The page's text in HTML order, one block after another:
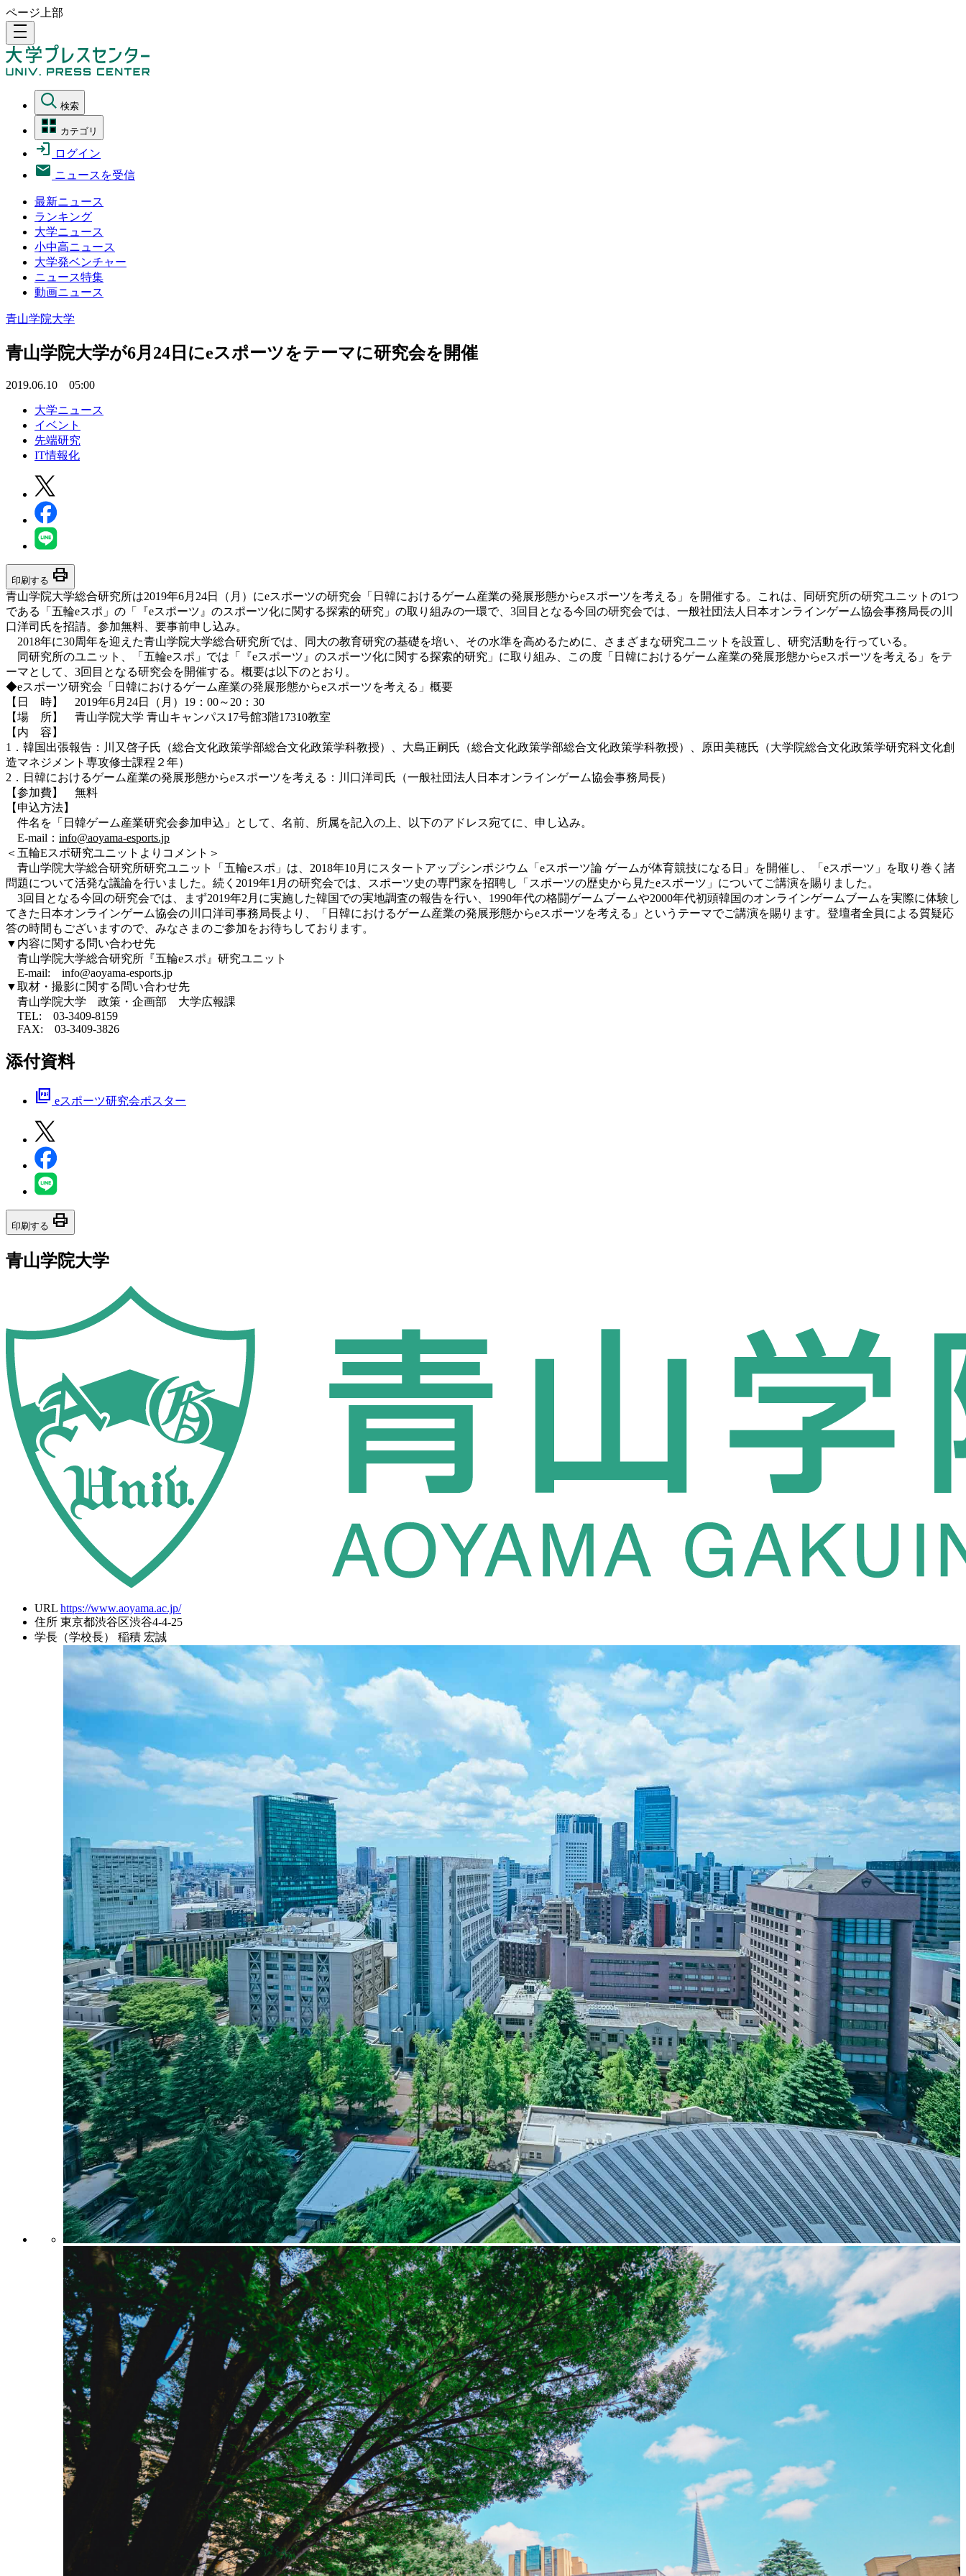
ページ上部
density_medium
検索
カテゴリ
ログイン
ニュースを受信
最新ニュース
ランキング
大学ニュース
小中高ニュース
大学発ベンチャー
ニュース特集
動画ニュース
青山学院大学
青山学院大学が6月24日にeスポーツをテーマに研究会を開催
2019.06.10 05:00
大学ニュース
イベント
先端研究
IT情報化
印刷する print
青山学院大学総合研究所は2019年6月24日（月）にeスポーツの研究会「日韓におけるゲーム産業の発展形態からeスポーツを考える」を開催する。これは、同研究所の研究ユニットの1つ
である「五輪eスポ」の「『eスポーツ』のスポーツ化に関する探索的研究」の取り組みの一環で、3回目となる今回の研究会では、一般社団法人日本オンラインゲーム協会事務局長の川
口洋司氏を招請。参加無料、要事前申し込み。
2018年に30周年を迎えた青山学院大学総合研究所では、同大の教育研究の基礎を培い、その水準を高めるために、さまざまな研究ユニットを設置し、研究活動を行っている。
同研究所のユニット、「五輪eスポ」では「『eスポーツ』のスポーツ化に関する探索的研究」に取り組み、この度「日韓におけるゲーム産業の発展形態からeスポーツを考える」をテ
ーマとして、3回目となる研究会を開催する。概要は以下のとおり。
◆eスポーツ研究会「日韓におけるゲーム産業の発展形態からeスポーツを考える」概要
【日 時】 2019年6月24日（月）19：00～20：30
【場 所】 青山学院大学 青山キャンパス17号館3階17310教室
【内 容】
1．韓国出張報告：川又啓子氏（総合文化政策学部総合文化政策学科教授）、大島正嗣氏（総合文化政策学部総合文化政策学科教授）、原田美穂氏（大学院総合文化政策学研究科文化創
造マネジメント専攻修士課程２年）
2．日韓におけるゲーム産業の発展形態からeスポーツを考える：川口洋司氏（一般社団法人日本オンラインゲーム協会事務局長）
【参加費】 無料
【申込方法】
件名を「日韓ゲーム産業研究会参加申込」として、名前、所属を記入の上、以下のアドレス宛てに、申し込み。
E-mail： info@aoyama-esports.jp
＜五輪Eスポ研究ユニットよりコメント＞
青山学院大学総合研究所研究ユニット「五輪eスポ」は、2018年10月にスタートアップシンポジウム「eスポーツ論 ゲームが体育競技になる日」を開催し、「eスポーツ」を取り巻く諸
問題について活発な議論を行いました。続く2019年1月の研究会では、スポーツ史の専門家を招聘し「スポーツの歴史から見たeスポーツ」についてご講演を賜りました。
3回目となる今回の研究会では、まず2019年2月に実施した韓国での実地調査の報告を行い、1990年代の格闘ゲームブームや2000年代初頭韓国のオンラインゲームブームを実際に体験し
てきた日本オンラインゲーム協会の川口洋司事務局長より、「日韓におけるゲーム産業の発展形態からeスポーツを考える」というテーマでご講演を賜ります。登壇者全員による質疑応
答の時間もございますので、みなさまのご参加をお待ちしております。
▼内容に関する問い合わせ先
青山学院大学総合研究所『五輪eスポ』研究ユニット
E-mail: info@aoyama-esports.jp
▼取材・撮影に関する問い合わせ先
青山学院大学 政策・企画部 大学広報課
TEL: 03-3409-8159
FAX: 03-3409-3826
添付資料
picture_as_pdf eスポーツ研究会ポスター
印刷する print
青山学院大学
URL https://www.aoyama.ac.jp/
住所 東京都渋谷区渋谷4-4-25
学長（学校長）
稲積 宏誠